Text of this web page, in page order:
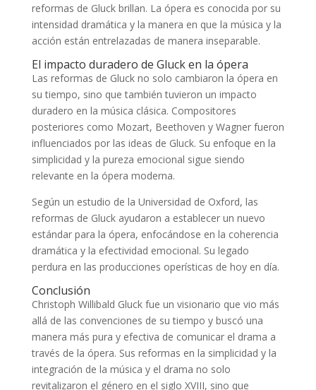
reformas de Gluck brillan. La ópera es conocida por su
intensidad dramática y la manera en que la música y la
acción están entrelazadas de manera inseparable.
El impacto duradero de Gluck en la ópera
Las reformas de Gluck no solo cambiaron la ópera en
su tiempo, sino que también tuvieron un impacto
duradero en la música clásica. Compositores
posteriores como Mozart, Beethoven y Wagner fueron
influenciados por las ideas de Gluck. Su enfoque en la
simplicidad y la pureza emocional sigue siendo
relevante en la ópera moderna.
Según un estudio de la Universidad de Oxford, las
reformas de Gluck ayudaron a establecer un nuevo
estándar para la ópera, enfocándose en la coherencia
dramática y la efectividad emocional. Su legado
perdura en las producciones operísticas de hoy en día.
Conclusión
Christoph Willibald Gluck fue un visionario que vio más
allá de las convenciones de su tiempo y buscó una
manera más pura y efectiva de comunicar el drama a
través de la ópera. Sus reformas en la simplicidad y la
integración de la música y el drama no solo
revitalizaron el género en el siglo XVIII, sino que